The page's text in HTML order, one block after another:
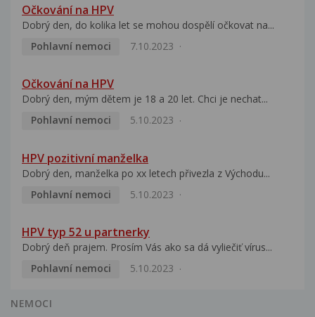
Očkování na HPV
Dobrý den, do kolika let se mohou dospělí očkovat na...
Pohlavní nemoci
7.10.2023
Očkování na HPV
Dobrý den, mým dětem je 18 a 20 let. Chci je nechat...
Pohlavní nemoci
5.10.2023
HPV pozitivní manželka
Dobrý den, manželka po xx letech přivezla z Východu...
Pohlavní nemoci
5.10.2023
HPV typ 52 u partnerky
Dobrý deň prajem. Prosím Vás ako sa dá vyliečiť vírus...
Pohlavní nemoci
5.10.2023
NEMOCI